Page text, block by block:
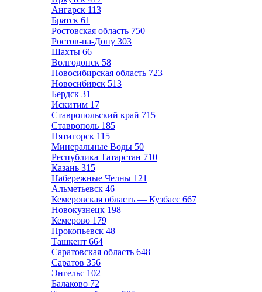
Ангарск 113
Братск 61
Ростовская область 750
Ростов-на-Дону 303
Шахты 66
Волгодонск 58
Новосибирская область 723
Новосибирск 513
Бердск 31
Искитим 17
Ставропольский край 715
Ставрополь 185
Пятигорск 115
Минеральные Воды 50
Республика Татарстан 710
Казань 315
Набережные Челны 121
Альметьевск 46
Кемеровская область — Кузбасс 667
Новокузнецк 198
Кемерово 179
Прокопьевск 48
Ташкент 664
Саратовская область 648
Саратов 356
Энгельс 102
Балаково 72